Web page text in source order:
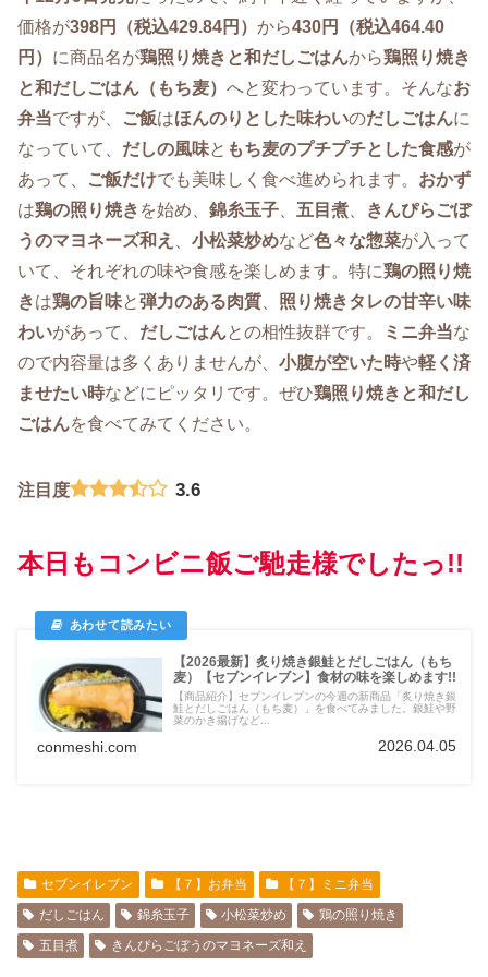
価格が398円（税込429.84円） から430円（税込464.40
円） に商品名が鶏照り焼きと和だしごはんから鶏照り焼き
と和だしごはん（もち麦） へと変わっています。そんなお
弁当ですが、 ご飯はほんのりとした味わいのだしごはんに
なっていて、 だしの風味と もち麦のプチプチとした食感が
あって、
ご飯だけでも美味しく食べ進められます。 おかず
は鶏の照り焼き を始め、 錦糸玉子 五目煮
きんぴらごぼ
うのマヨネーズ和え
小松菜炒めなど色々な惣菜が入って
いて、それぞれの味や食感を楽しめます。特に鶏の照り焼
きは鶏の旨味と弾力のある肉質
照り焼きタレの甘辛い味
わいがあって、 だしごはんとの相性抜群です。 ミニ弁当な
ので内容量は多くありませんが、 小腹が空いた時や軽く済
ませたい時などにピッタリです。ぜひ鶏照り焼きと和だし
ごはんを食べてみてください。
注目度 3.6
本日もコンビニ飯ご馳走様でしたっ!!
【2026最新】炙り焼き銀鮭とだしごはん（もち
麦）【セブンイレブン】食材の味を楽しめます!!
【商品紹介】セブンイレブンの今週の新商品「炙り焼き銀
鮭とだしごはん（もち麦）」を食べてみました。銀鮭や野
菜のかき揚げなど...
conmeshi.com 2026.04.05
セブンイレブン 【７】お弁当
【７】ミニ弁当
だしごはん
錦糸玉子 小松菜炒め
鶏の照り焼き
五目煮
きんぴらごぼうのマヨネーズ和え